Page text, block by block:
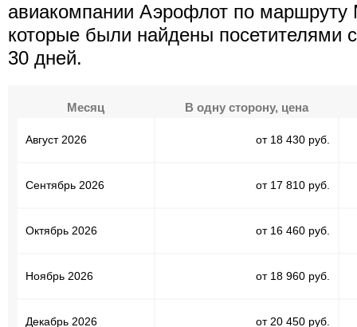
авиакомпании Аэрофлот по маршруту
которые были найдены посетителями
30 дней.
Месяц В одну сторону, цена
Август 2026 от 18 430 руб.
Сентябрь 2026 от 17 810 руб.
Октябрь 2026 от 16 460 руб.
Ноябрь 2026 от 18 960 руб.
Декабрь 2026 от 20 450 руб.